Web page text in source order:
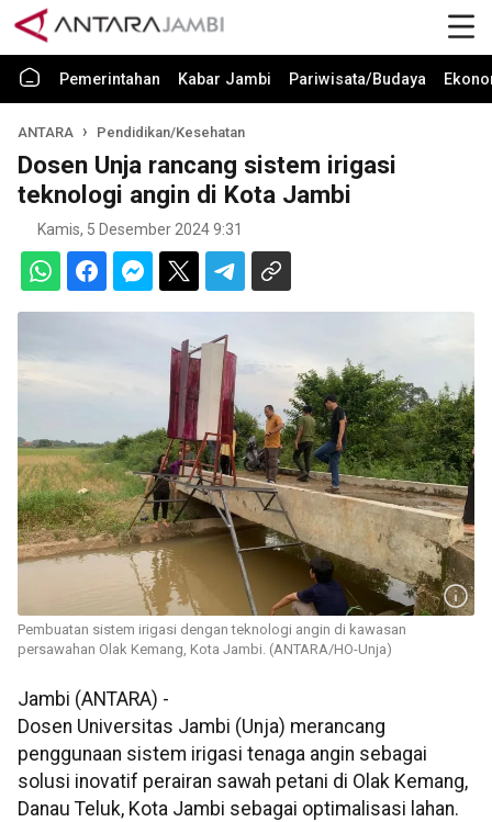
Pemerintahan Kabar Jambi Pariwisata/Budaya
ANTARA Pendidikan/Kesehatan
Dosen Unja rancang sistem irigasi
teknologi angin di Kota Jambi
Kamis, 5 Desember 2024 9:31
Pembuatan sistem irigasi dengan teknologi angin di kawasan
persawahan Olak Kemang, Kota Jambi. (ANTARA/HO-Unja)
Jambi (ANTARA) -
Dosen Universitas Jambi (Unja) merancang
penggunaan sistem irigasi tenaga angin sebagai
solusi inovatif perairan sawah petani di Olak Kemang,
Danau Teluk, Kota Jambi sebagai optimalisasi lahan.